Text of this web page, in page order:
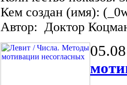
Кем создан (имя):
Автор: Доктор